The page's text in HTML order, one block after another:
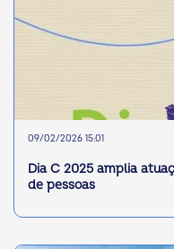
09/02/2026 15:01
Dia C 2025 amplia
de pessoas